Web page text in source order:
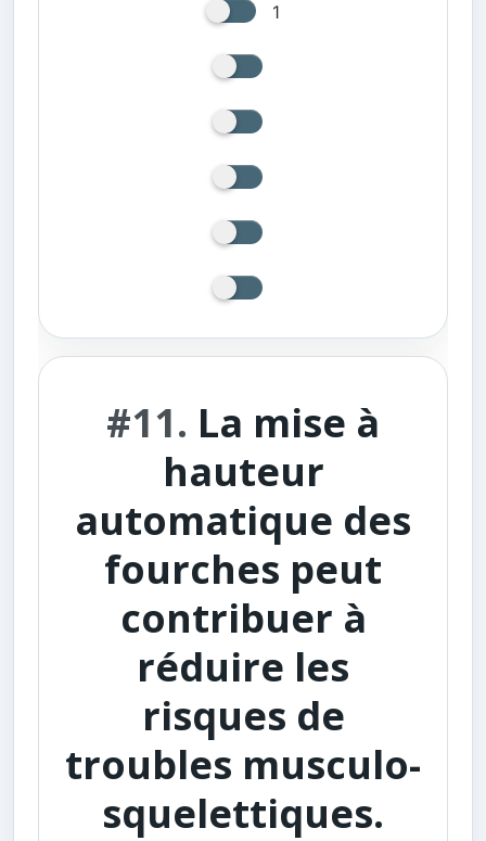
1
#11. La mise à
hauteur
automatique des
fourches peut
contribuer à
réduire les
risques de
troubles musculo-
squelettiques.